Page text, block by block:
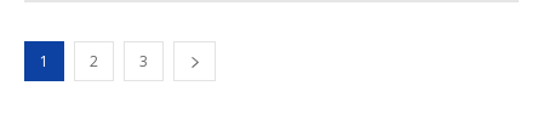
1 2 3